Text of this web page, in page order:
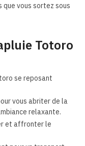
que vous sortez sous
Totoro
se reposant
vous abriter de la
relaxante.
et affronter le